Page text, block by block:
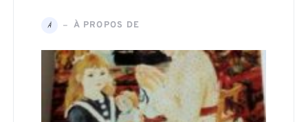
À À PROPOS DE